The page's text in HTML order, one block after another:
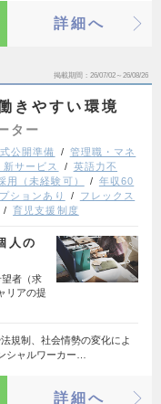
詳細へ
掲載期間 26/07/02～26/08/26
きやすい環境
ター
公開準備
管理職・マネ
新サービス
英語力不
用（未経験可）
年収60
ションあり
フレックス
育児支援制度
人の
望者（求
リアの提
規制、社会情勢の変化によ
シャルワーカー…
詳細へ